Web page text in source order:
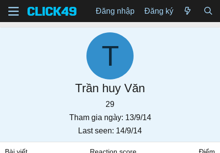
Đăng nhập Đăng ký
T
Trần huy Văn
29
Tham gia ngày 13/9/14
Last seen 14/9/14